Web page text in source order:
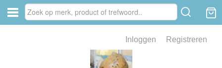
Inloggen Registreren
van fossielen en mineralen